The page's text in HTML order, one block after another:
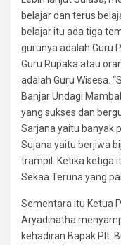
belajar dan terus
belajar itu ada tiga
gurunya adalah Guru
Guru Rupaka atau
adalah Guru Wisesa.
Banjar Undagi
yang sukses dan
Sarjana yaitu banyak
Sujana yaitu berjiwa
trampil. Ketika ketiga
Sekaa Teruna yang
Sementara itu Ketua
Aryadinatha
kehadiran Bapak Plt.